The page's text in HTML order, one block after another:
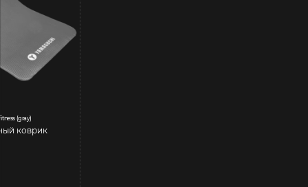
(gray)
коврик